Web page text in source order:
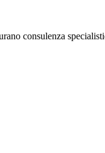
consulenza